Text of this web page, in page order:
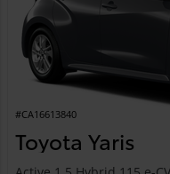
#CA16613840
Toyota Yaris